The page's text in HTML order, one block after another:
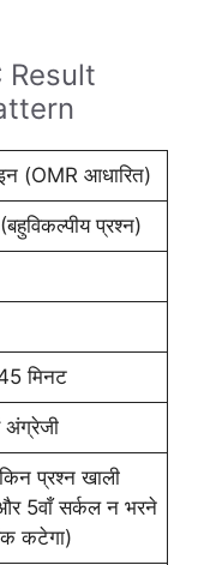
Result
(OMR आधारित)
प्रश्न)
मिनट
अंग्रेजी
प्रश्न खाली
5वाँ सर्कल न भरने
कटेगा)